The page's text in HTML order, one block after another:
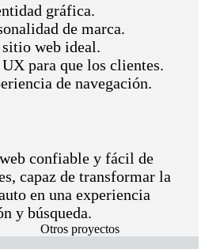
gráfica.
de marca.
web ideal.
para que los clientes.
de navegación.
confiable y fácil de
capaz de transformar la
en una experiencia
y búsqueda.
Otros proyectos